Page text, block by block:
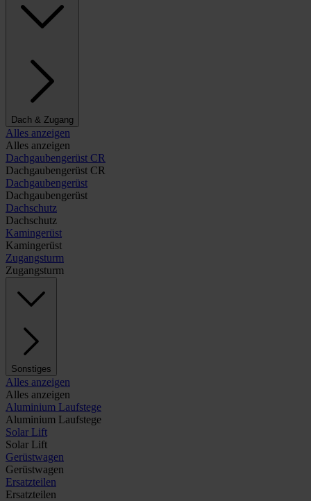
Dach & Zugang
Alles anzeigen
Alles anzeigen
Dachgaubengerüst CR
Dachgaubengerüst CR
Dachgaubengerüst
Dachgaubengerüst
Dachschutz
Dachschutz
Kamingerüst
Kamingerüst
Zugangsturm
Zugangsturm
Sonstiges
Alles anzeigen
Alles anzeigen
Aluminium Laufstege
Aluminium Laufstege
Solar Lift
Solar Lift
Gerüstwagen
Gerüstwagen
Ersatzteilen
Ersatzteilen